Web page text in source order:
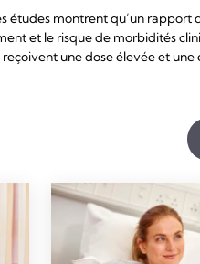
études montrent qu’un rapport
et le risque de morbidités
une dose élevée et